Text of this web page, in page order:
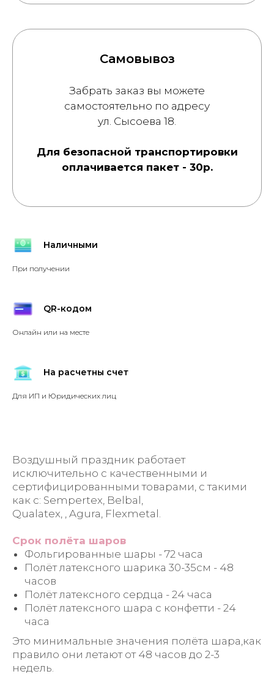
Самовывоз
Забрать заказ вы можете
самостоятельно по адресу
ул. Сысоева 18.
Для безопасной транспортировки
оплачивается пакет - 30р.
Наличными
При получении
QR-кодом
Онлайн или на месте
На расчетны счет
Для ИП и Юридических лиц
Воздушный праздник работает
исключительно с качественными и
сертифицированными товарами, с такими
как с: Sempertex, Belbal,
Qualatex, , Agura, Flexmetal.
Срок полёта шаров
Фольгированные шары - 72 часа
Полёт латексного шарика 30-35см - 48
часов
Полёт латексного сердца - 24 часа
Полёт латексного шара с конфетти - 24
часа
Это минимальные значения полёта шара,как
правило они летают от 48 часов до 2-3
недель.